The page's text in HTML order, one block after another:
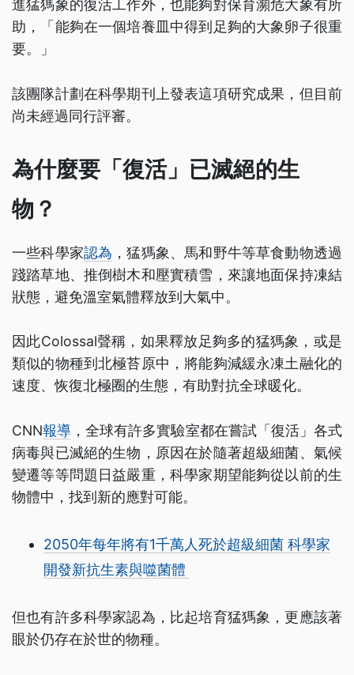
進猛獁象的復活工作外，也能夠對保育瀕危大象有所
助，「能夠在一個培養皿中得到足夠的大象卵子很重
要。」
該團隊計劃在科學期刊上發表這項研究成果，但目前
尚未經過同行評審。
為什麼要「復活」已滅絕的生
物？
一些科學家認為 ，猛獁象、馬和野牛等草食動物透過
踐踏草地、推倒樹木和壓實積雪，來讓地面保持凍結
狀態，避免溫室氣體釋放到大氣中。
因此Colossal聲稱，如果釋放足夠多的猛獁象，或是
類似的物種到北極苔原中，將能夠減緩永凍土融化的
速度、恢復北極圈的生態，有助對抗全球暖化。
CNN報導 ，全球有許多實驗室都在嘗試「復活」各式
病毒與已滅絕的生物，原因在於隨著超級細菌、氣候
變遷等等問題日益嚴重，科學家期望能夠從以前的生
物體中，找到新的應對可能。
2050年每年將有1千萬人死於超級細菌 科學家
開發新抗生素與噬菌體
但也有許多科學家認為，比起培育猛獁象，更應該著
眼於仍存在於世的物種。